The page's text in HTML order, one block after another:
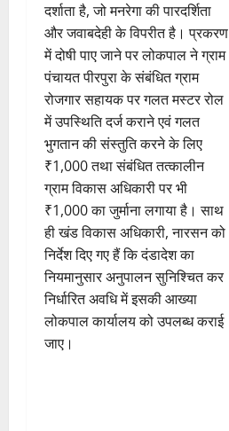
दर्शाता है, जो मनरेगा की पारदर्शिता
और जवाबदेही के विपरीत है। प्रकरण
में दोषी पाए जाने पर लोकपाल ने ग्राम
पंचायत पीरपुरा के संबंधित ग्राम
रोजगार सहायक पर गलत मस्टर रोल
में उपस्थिति दर्ज कराने एवं गलत
भुगतान की संस्तुति करने के लिए
₹1,000 तथा संबंधित तत्कालीन
ग्राम विकास अधिकारी पर भी
₹1,000 का जुर्माना लगाया है। साथ
ही खंड विकास अधिकारी, नारसन को
निर्देश दिए गए हैं कि दंडादेश का
नियमानुसार अनुपालन सुनिश्चित कर
निर्धारित अवधि में इसकी आख्या
लोकपाल कार्यालय को उपलब्ध कराई
जाए।